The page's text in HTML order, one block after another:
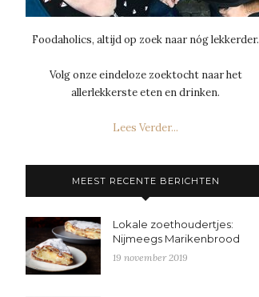
Foodaholics, altijd op zoek naar nóg lekkerder.
Volg onze eindeloze zoektocht naar het
allerlekkerste eten en drinken.
Lees Verder...
MEEST RECENTE BERICHTEN
Lokale zoethoudertjes:
Nijmeegs Marikenbrood
19 november 2019